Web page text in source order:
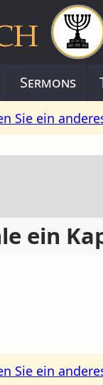
Sermons
Sie ein
ein
Sie ein